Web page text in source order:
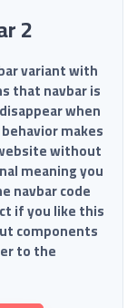
2 Level Light Navbar
variant with
that navbar is
when
makes
without
meaning you
navbar code
if you like this
components
to the